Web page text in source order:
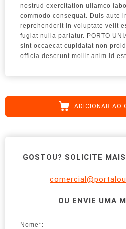
nostrud exercitation ullamco
commodo consequat. Duis aute
reprehenderit in voluptate velit
fugiat nulla pariatur. PORTO
sint occaecat cupidatat non
officia deserunt mollit anim id
ADICIONAR AO
GOSTOU? SOLICITE
OU ENVIE UMA
Nome*: